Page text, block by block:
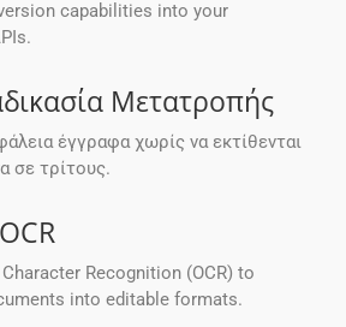
capabilities into your
Μετατροπής
έγγραφα χωρίς να εκτίθενται
σε τρίτους.
Recognition (OCR) to
into editable formats.